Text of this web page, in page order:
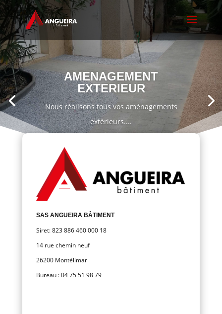
AMENAGEMENT
EXTERIEUR
Nous réalisons tous vos aménagements
extérieurs....
SAS ANGUEIRA BÂTIMENT
Siret: 823 886 460 000 18
14 rue chemin neuf
26200 Montélimar
Bureau : 04 75 51 98 79